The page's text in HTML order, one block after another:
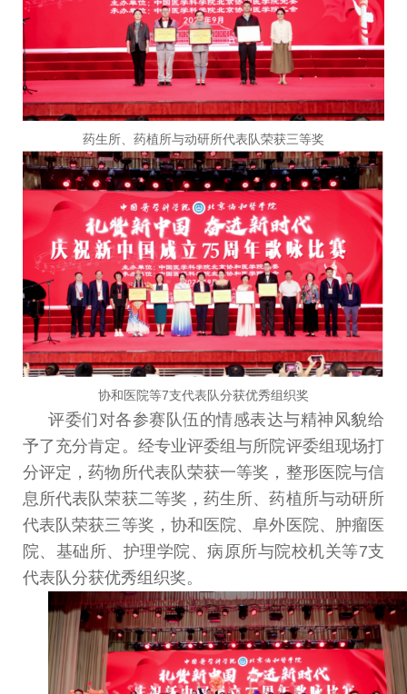
药生所、药植所与动研所代表队荣获三等奖
协和医院等7支代表队分获优秀组织奖
评委们对各参赛队伍的情感表达与精神风貌给
予了充分肯定。经专业评委组与所院评委组现场打
分评定，药物所代表队荣获一等奖 ， 整形医院与信
息所代表队荣获二等奖 ，药生所、药植所与动研所
代表队荣获三等奖 ， 协和医院、阜外医院、肿瘤医
院、基础所、护理学院、病原所与院校机关等7支
代表队分获优秀组织奖。